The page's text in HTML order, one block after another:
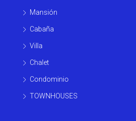
Mansión
Cabaña
Villa
Chalet
Condominio
TOWNHOUSES